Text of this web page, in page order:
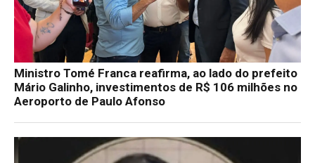
Ministro Tomé Franca reafirma, ao lado do prefeito
Mário Galinho, investimentos de R$ 106 milhões no
Aeroporto de Paulo Afonso